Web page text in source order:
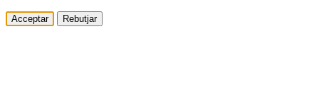
Acceptar Rebutjar